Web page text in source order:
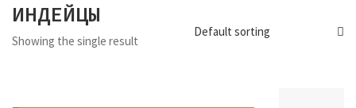
ИНДЕЙЦЫ
Showing the single result
Default sorting